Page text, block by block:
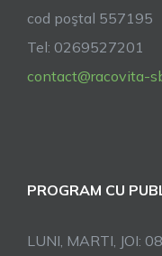
cod poştal 557195
Tel: 0269527201
contact@racovita-
PROGRAM CU
LUNI, MARTI, JOI: